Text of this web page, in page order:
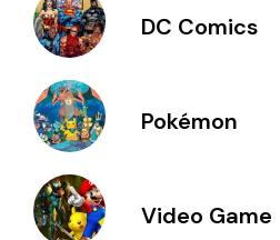
DC Comics
Pokémon
Video Game